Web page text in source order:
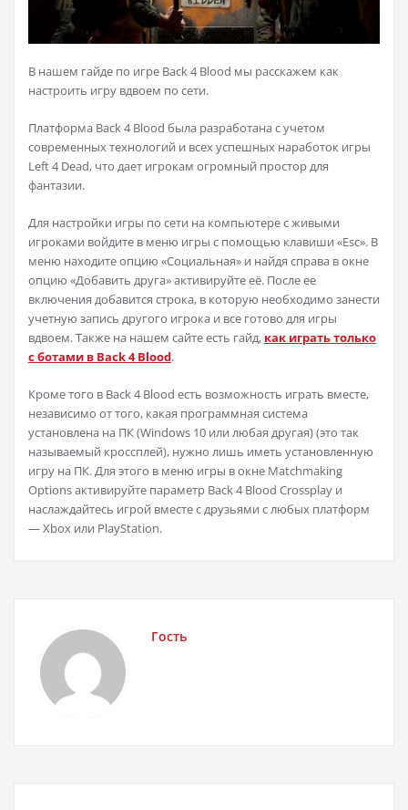
В нашем гайде по игре Back 4 Blood мы расскажем как
настроить игру вдвоем по сети.
Платформа Back 4 Blood была разработана с учетом
современных технологий и всех успешных наработок игры
Left 4 Dead, что дает игрокам огромный простор для
фантазии.
Для настройки игры по сети на компьютере с живыми
игроками войдите в меню игры с помощью клавиши «Esc». В
меню находите опцию «Социальная» и найдя справа в окне
опцию «Добавить друга» активируйте её. После ее
включения добавится строка, в которую необходимо занести
учетную запись другого игрока и все готово для игры
вдвоем. Также на нашем сайте есть гайд, как играть только
с ботами в Back 4 Blood.
Кроме того в Back 4 Blood есть возможность играть вместе,
независимо от того, какая программная система
установлена на ПК (Windows 10 или любая другая) (это так
называемый кроссплей), нужно лишь иметь установленную
игру на ПК. Для этого в меню игры в окне Matchmaking
Options активируйте параметр Back 4 Blood Crossplay и
наслаждайтесь игрой вместе с друзьями с любых платформ
— Xbox или PlayStation.
Гость